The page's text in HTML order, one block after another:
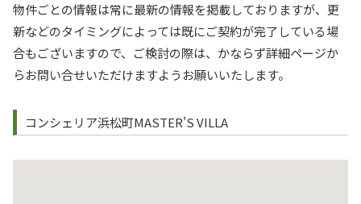
物件ごとの情報は常に最新の情報を掲載しておりますが、更
新などのタイミングによっては既にご契約が完了している場
合もございますので、ご検討の際は、かならず詳細ページか
らお問い合せいただけますようお願いいたします。
コンシェリア浜松町MASTER'S VILLA